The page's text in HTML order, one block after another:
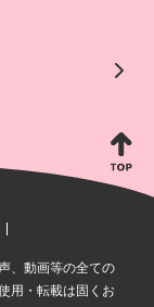
、動画等の全ての
用・転載は固くお